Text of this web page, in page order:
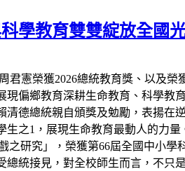
學教育雙雙綻放全國
憲榮獲2026總統教育獎、以及
偏鄉教育深耕生命教育、科學
德總統親自頒獎及勉勵，表揚
之1，展現生命教育最動人的力
研究」，榮獲第66屆全國中小
統接見，對全校師生而言，不